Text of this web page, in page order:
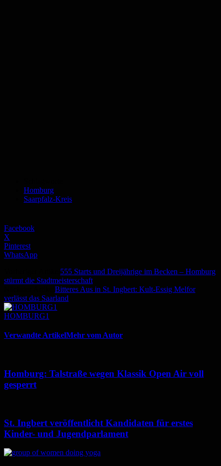
Homburg
Saarpfalz-Kreis
Facebook
X
Pinterest
WhatsApp
555 Starts und Dreijährige im Becken – Homburg
stürmt die Stadtmeisterschaft
Bitteres Aus in St. Ingbert: Kult-Essig Melfor
verlässt das Saarland
HOMBURG1
Verwandte ArtikelMehr vom Autor
Homburg: Talstraße wegen Klassik Open Air voll
gesperrt
St. Ingbert veröffentlicht Kandidaten für erstes
Kinder- und Jugendparlament